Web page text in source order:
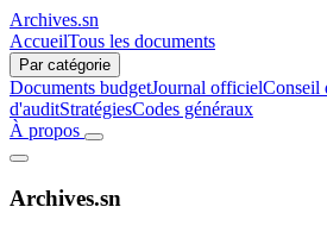
Archives.sn
AccueilTous les documents
Par catégorie
Documents budgetJournal officielConseil
d'auditStratégiesCodes généraux
À propos
Archives.sn